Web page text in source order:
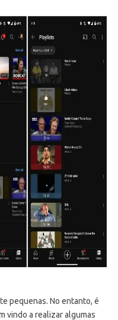
pequenas. No entanto, é
vindo a realizar algumas